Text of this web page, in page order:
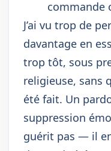
commande
J’ai vu trop de
davantage en
trop tôt, sous
religieuse, sans
été fait. Un
suppression
guérit pas — il